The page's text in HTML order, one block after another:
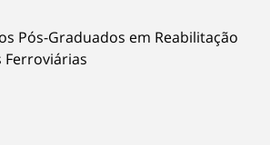
Pós-Graduados em Reabilitação